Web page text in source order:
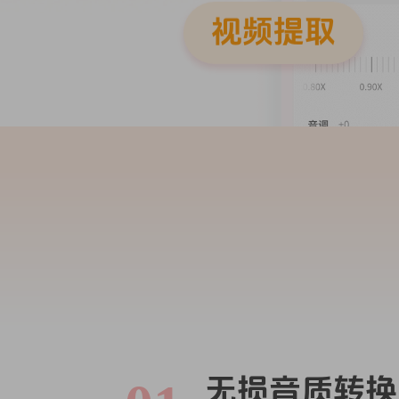
视频提取